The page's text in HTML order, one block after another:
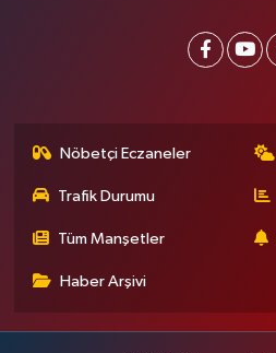
Nöbetçi Eczaneler
Trafik Durumu
Tüm Manşetler
Haber Arşivi